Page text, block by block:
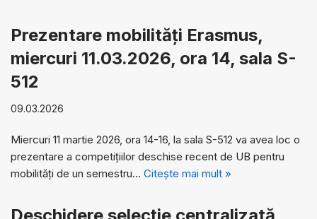
Prezentare mobilități Erasmus,
miercuri 11.03.2026, ora 14, sala S-
512
09.03.2026
Miercuri 11 martie 2026, ora 14-16, la sala S-512 va avea loc o
prezentare a competițiilor deschise recent de UB pentru
mobilități de un semestru… Citește mai mult »